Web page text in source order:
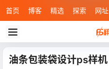
首页 博客 精选 探索 网址
油条包装袋设计ps样机